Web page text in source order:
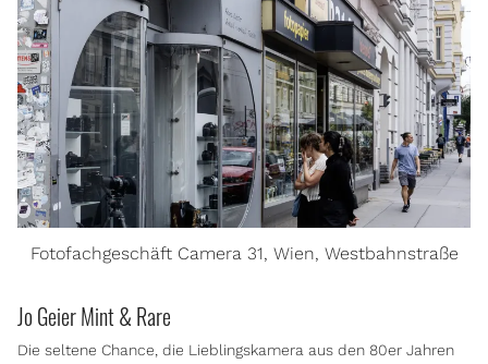
Fotofachgeschäft Camera 31, Wien, Westbahnstraße
Jo Geier Mint & Rare
Die seltene Chance, die Lieblingskamera aus den 80er Jahren